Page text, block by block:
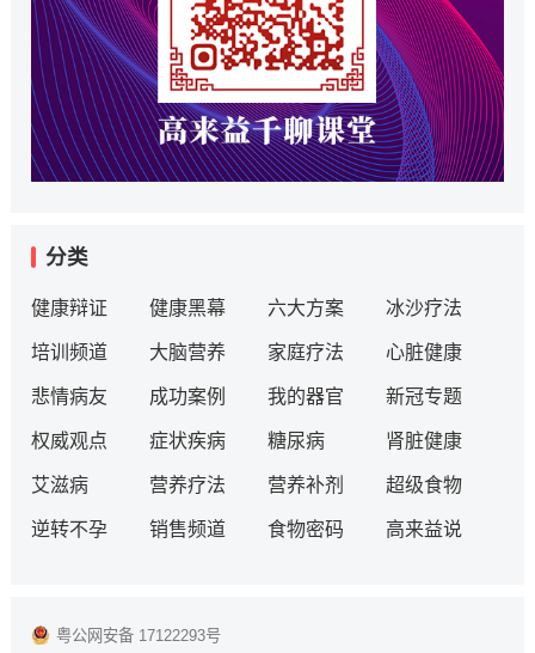
分类
健康辩证 健康黑幕 六大方案 冰沙疗法
培训频道 大脑营养 家庭疗法 心脏健康
悲情病友 成功案例 我的器官 新冠专题
权威观点 症状疾病 糖尿病 肾脏健康
艾滋病 营养疗法 营养补剂 超级食物
逆转不孕 销售频道 食物密码 高来益说
粤公网安备 17122293号